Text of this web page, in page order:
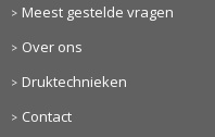
Meest gestelde vragen
Over ons
Druktechnieken
Contact